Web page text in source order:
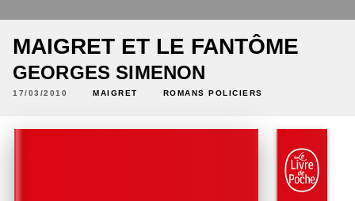
MAIGRET ET LE FANTÔME
GEORGES SIMENON
17/03/2010 MAIGRET ROMANS POLICIERS